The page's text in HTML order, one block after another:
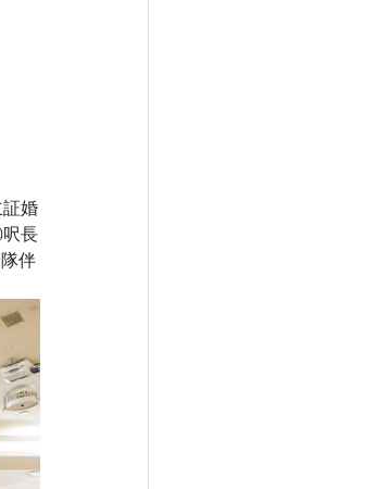
婚
長
伴